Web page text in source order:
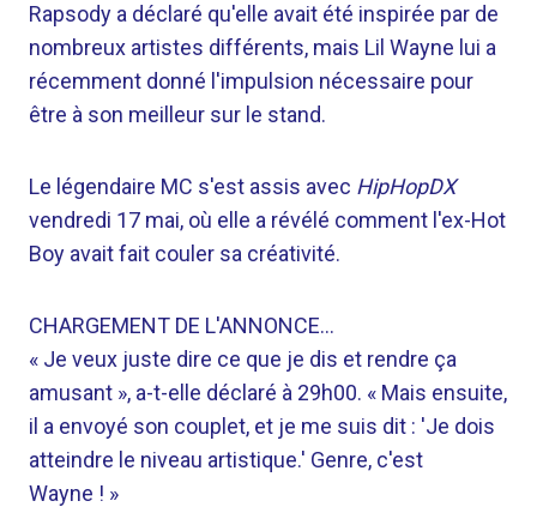
Rapsody a déclaré qu'elle avait été inspirée par de
nombreux artistes différents, mais Lil Wayne lui a
récemment donné l'impulsion nécessaire pour
être à son meilleur sur le stand.
Le légendaire MC s'est assis avec HipHopDX
vendredi 17 mai, où elle a révélé comment l'ex-Hot
Boy avait fait couler sa créativité.
CHARGEMENT DE L'ANNONCE…
« Je veux juste dire ce que je dis et rendre ça
amusant », a-t-elle déclaré à 29h00. « Mais ensuite,
il a envoyé son couplet, et je me suis dit : 'Je dois
atteindre le niveau artistique.' Genre, c'est
Wayne ! »